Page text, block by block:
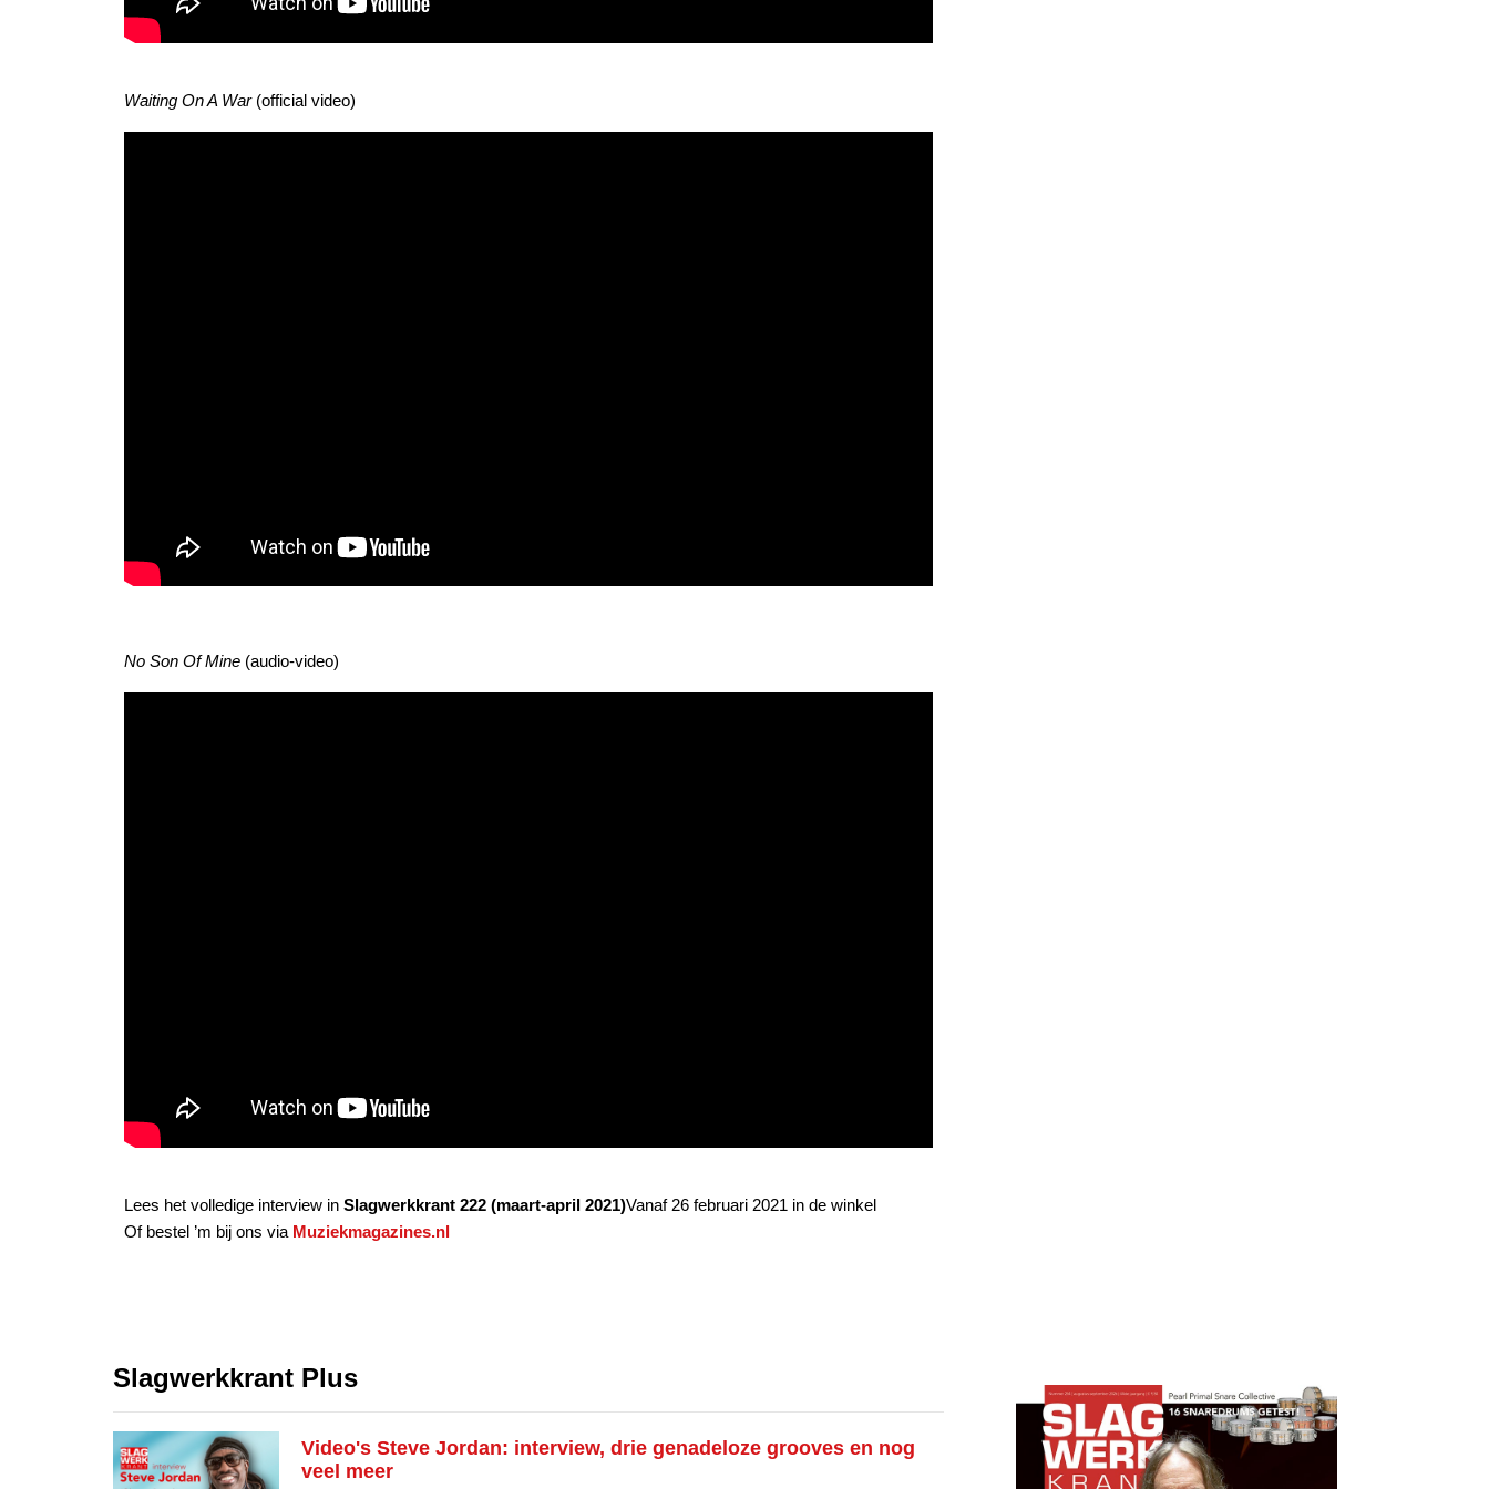
Waiting On A War(official video)
No Son Of Mine (audio-video)
Lees het volledige interview in Slagwerkkrant 222 (maart-april 2021)Vanaf 26 februari 2021 in de winkel
Of bestel ’m bij ons via Muziekmagazines.nl
Slagwerkkrant Plus
Video's Steve Jordan: interview, drie genadeloze grooves en nog
veel meer